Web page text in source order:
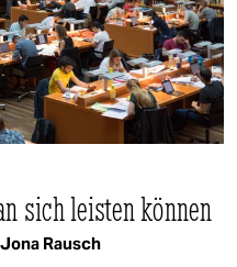
sich leisten können
Jona Rausch